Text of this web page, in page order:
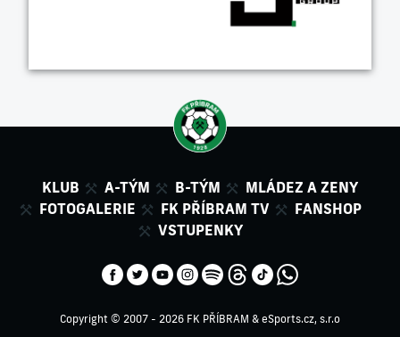
KLUB A-TÝM B-TÝM
MLÁDEZ A ZENY
FOTOGALERIE
FK PŘÍBRAM TV
FANSHOP
VSTUPENKY
Copyright © 2007 - 2026 FK PŘÍBRAM & eSports.cz, s.r.o